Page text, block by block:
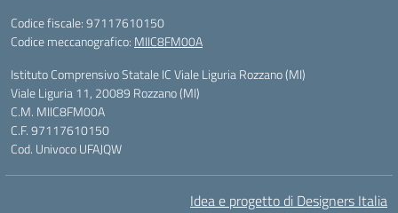
Codice fiscale: 97117610150
Codice meccanografico: MIIC8FM00A
Istituto Comprensivo Statale IC Viale Liguria Rozzano (MI)
Viale Liguria 11, 20089 Rozzano (MI)
C.M. MIIC8FM00A
C.F. 97117610150
Cod. Univoco UFAJQW
Idea e progetto di Designers Italia